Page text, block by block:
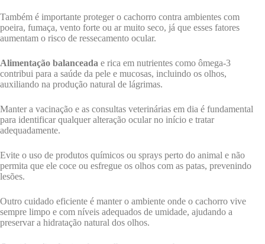
Também é importante proteger o cachorro contra ambientes com
poeira, fumaça, vento forte ou ar muito seco, já que esses fatores
aumentam o risco de ressecamento ocular.
Alimentação balanceada e rica em nutrientes como ômega-3
contribui para a saúde da pele e mucosas, incluindo os olhos,
auxiliando na produção natural de lágrimas.
Manter a vacinação e as consultas veterinárias em dia é fundamental
para identificar qualquer alteração ocular no início e tratar
adequadamente.
Evite o uso de produtos químicos ou sprays perto do animal e não
permita que ele coce ou esfregue os olhos com as patas, prevenindo
lesões.
Outro cuidado eficiente é manter o ambiente onde o cachorro vive
sempre limpo e com níveis adequados de umidade, ajudando a
preservar a hidratação natural dos olhos.